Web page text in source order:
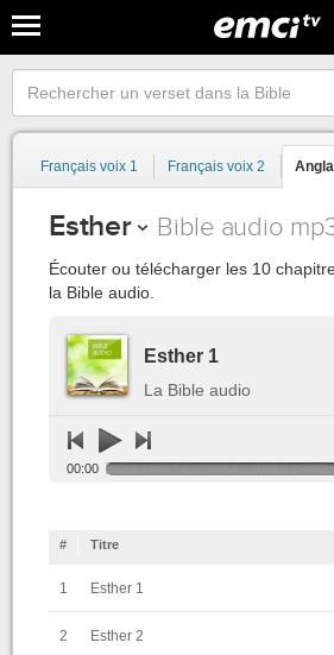
Français voix 1 Français voix 2
Esther Bible audio
Écouter ou télécharger les 10
la Bible audio.
Esther 1
La Bible audio
00:00
# Titre
1 Esther 1
2 Esther 2